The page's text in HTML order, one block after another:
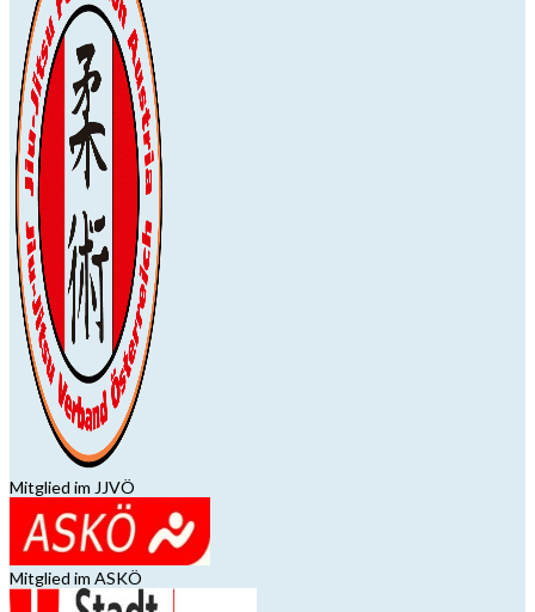
Mitglied im JJVÖ
Mitglied im ASKÖ